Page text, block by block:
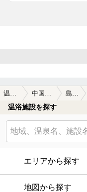
温浴施設を探す
エリアから探す
地図から探す